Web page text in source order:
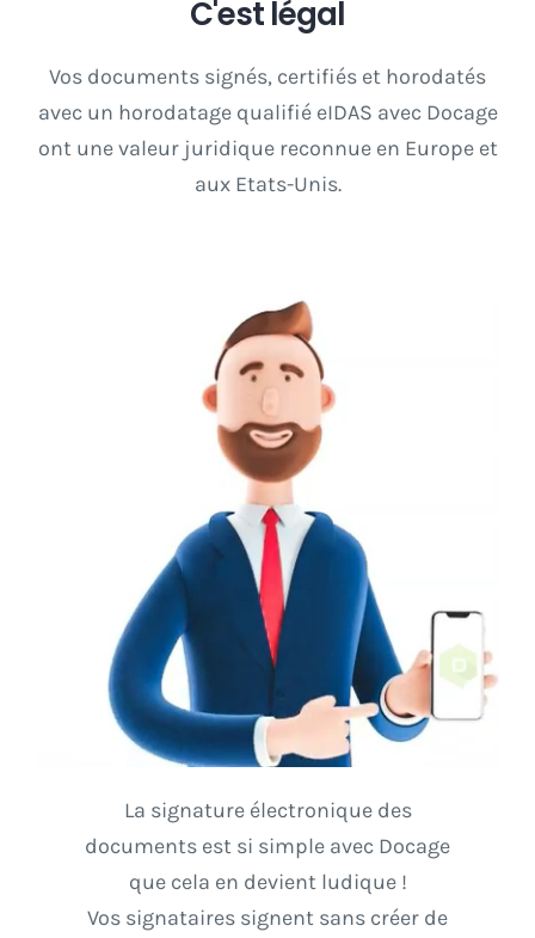
C'est légal
Vos documents signés, certifiés et horodatés
avec un horodatage qualifié eIDAS avec Docage
ont une valeur juridique reconnue en Europe et
aux Etats-Unis.
La signature électronique des
documents est si simple avec Docage
que cela en devient ludique !
Vos signataires signent sans créer de